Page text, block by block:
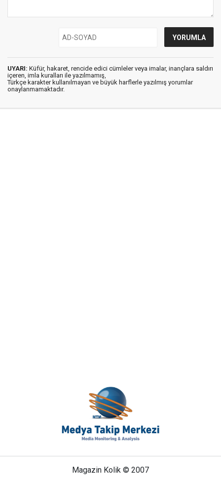
UYARI: Küfür, hakaret, rencide edici cümleler veya imalar, inançlara saldırı
içeren, imla kuralları ile yazılmamış,
Türkçe karakter kullanılmayan ve büyük harflerle yazılmış yorumlar
onaylanmamaktadır.
Magazin Kolik © 2007